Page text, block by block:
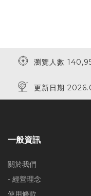
瀏覽人數
更新日期
一般資訊
關於我們
- 經營理念
使用條款